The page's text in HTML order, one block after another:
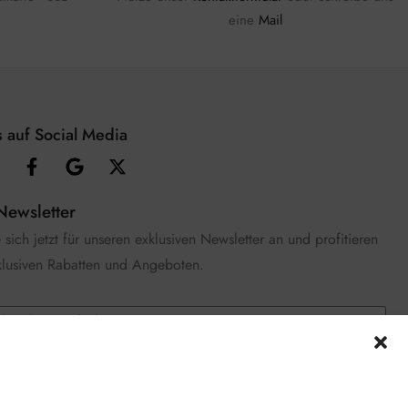
eine Mail
auf Social Media
jetzt für unseren exklusiven Newsletter an und profitieren
Rabatten und Angeboten.